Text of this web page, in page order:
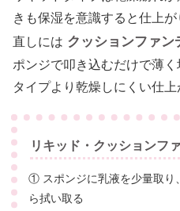
きも保湿を意識すると仕上
直しには クッションファン
ポンジで叩き込むだけで薄
タイプより乾燥しにくい仕上
リキッド・クッションフ
① スポンジに乳液を少量取り
ら拭い取る